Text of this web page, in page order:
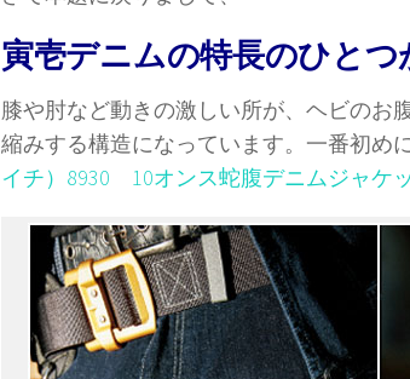
寅壱デニムの特長のひとつ
膝や肘など動きの激しい所が、ヘビのお
縮みする構造になっています。一番初め
イチ）8930 10オンス蛇腹デニムジャケ